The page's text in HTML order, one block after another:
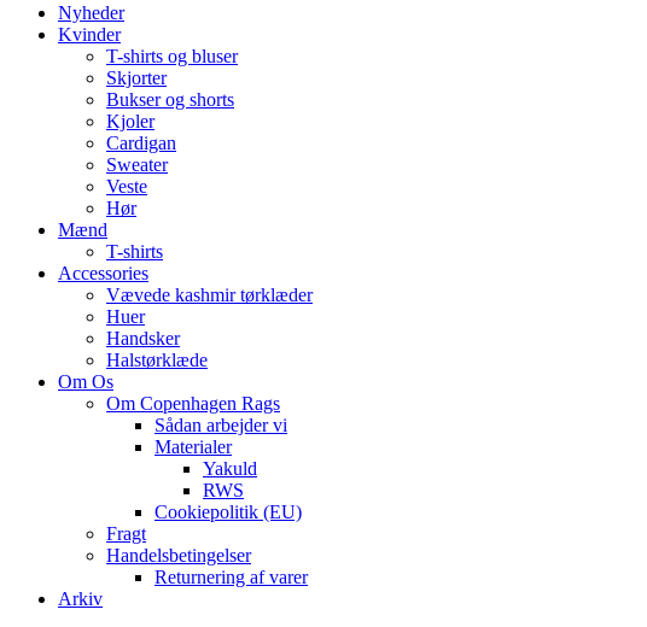
Nyheder
Kvinder
T-shirts og bluser
Skjorter
Bukser og shorts
Kjoler
Cardigan
Sweater
Veste
Hør
Mænd
T-shirts
Accessories
Vævede kashmir tørklæder
Huer
Handsker
Halstørklæde
Om Os
Om Copenhagen Rags
Sådan arbejder vi
Materialer
Yakuld
RWS
Cookiepolitik (EU)
Fragt
Handelsbetingelser
Returnering af varer
Arkiv